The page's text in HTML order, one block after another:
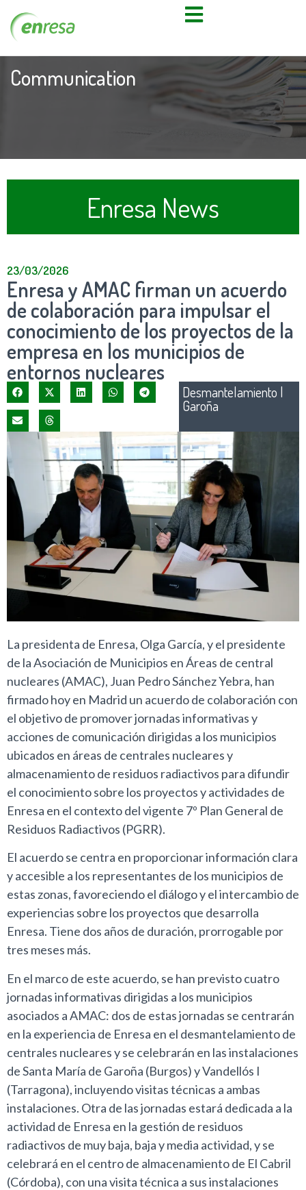
Communication
Enresa News
23/03/2026
Enresa y AMAC firman un acuerdo
de colaboración para impulsar el
conocimiento de los proyectos de la
empresa en los municipios de
entornos nucleares
Desmantelamiento |
Garoña
La presidenta de Enresa, Olga García, y el presidente
de la Asociación de Municipios en Áreas de central
nucleares (AMAC), Juan Pedro Sánchez Yebra, han
firmado hoy en Madrid un acuerdo de colaboración con
el objetivo de promover jornadas informativas y
acciones de comunicación dirigidas a los municipios
ubicados en áreas de centrales nucleares y
almacenamiento de residuos radiactivos para difundir
el conocimiento sobre los proyectos y actividades de
Enresa en el contexto del vigente 7º Plan General de
Residuos Radiactivos (PGRR).
El acuerdo se centra en proporcionar información clara
y accesible a los representantes de los municipios de
estas zonas, favoreciendo el diálogo y el intercambio de
experiencias sobre los proyectos que desarrolla
Enresa. Tiene dos años de duración, prorrogable por
tres meses más.
En el marco de este acuerdo, se han previsto cuatro
jornadas informativas dirigidas a los municipios
asociados a AMAC: dos de estas jornadas se centrarán
en la experiencia de Enresa en el desmantelamiento de
centrales nucleares y se celebrarán en las instalaciones
de Santa María de Garoña (Burgos) y Vandellós I
(Tarragona), incluyendo visitas técnicas a ambas
instalaciones. Otra de las jornadas estará dedicada a la
actividad de Enresa en la gestión de residuos
radiactivos de muy baja, baja y media actividad, y se
celebrará en el centro de almacenamiento de El Cabril
(Córdoba), con una visita técnica a sus instalaciones